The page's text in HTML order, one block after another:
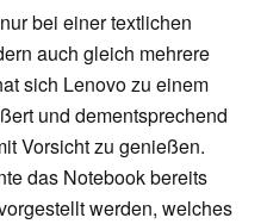
bei einer textlichen
auch gleich mehrere
sich Lenovo zu einem
und dementsprechend
Vorsicht zu genießen.
das Notebook bereits
werden, welches